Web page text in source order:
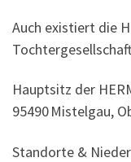
Auch existiert die
Hauptsitz der
95490 Mistelgau,
Standorte &